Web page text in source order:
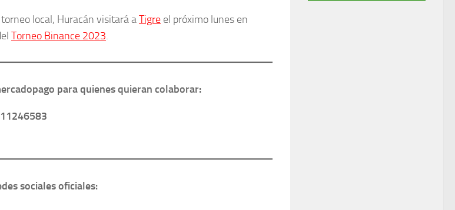
local, Huracán visitará aTigre el próximo lunes en
Torneo Binance 2023.
para quienes quieran colaborar:
sociales oficiales: